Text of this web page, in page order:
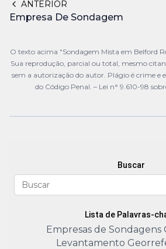
ANTERIOR
Empresa De Sondagem
O texto acima "Sondagem Mista em Belford
Sua reprodução, parcial ou total, mesmo
sem a autorização do autor. Plágio é crime e
do Código Penal. – Lei n° 9.610-98
Buscar
Lista de Palavras-
Empresas de Sondagens
Levantamento